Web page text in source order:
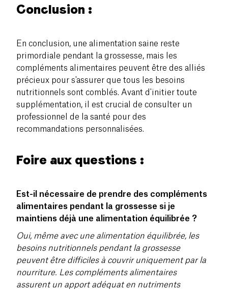
Conclusion :
En conclusion, une alimentation saine reste
primordiale pendant la grossesse, mais les
compléments alimentaires peuvent être des alliés
précieux pour s'assurer que tous les besoins
nutritionnels sont comblés. Avant d'initier toute
supplémentation, il est crucial de consulter un
professionnel de la santé pour des
recommandations personnalisées.
Foire aux questions :
Est-il nécessaire de prendre des compléments
alimentaires pendant la grossesse si je
maintiens déjà une alimentation équilibrée ?
Oui, même avec une alimentation équilibrée, les
besoins nutritionnels pendant la grossesse
peuvent être difficiles à couvrir uniquement par la
nourriture. Les compléments alimentaires
assurent un apport adéquat en nutriments